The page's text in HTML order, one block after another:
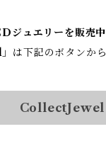
ジュエリーを販売中
」は下記のボタンから
CollectJewel